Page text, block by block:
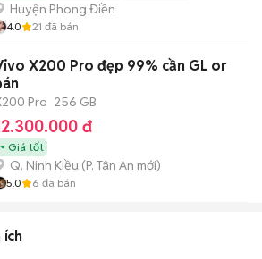
Huyện Phong Điền
4.0 21 đã bán
X200 Pro đẹp 99% cần GL or
Pro 256 GB
đ
Giá tốt
Q. Ninh Kiều (P. Tân An mới)
5.0 6 đã bán